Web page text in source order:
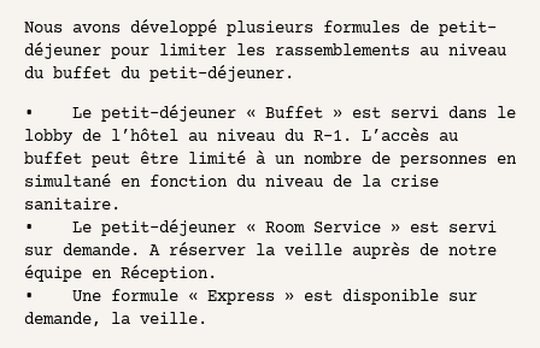
Nous avons développé plusieurs formules de petit-
déjeuner pour limiter les rassemblements au niveau
du buffet du petit-déjeuner.
• Le petit-déjeuner « Buffet » est servi dans le
lobby de l’hôtel au niveau du R-1. L’accès au
buffet peut être limité à un nombre de personnes en
simultané en fonction du niveau de la crise
sanitaire.
• Le petit-déjeuner « Room Service » est servi
sur demande. A réserver la veille auprès de notre
équipe en Réception.
• Une formule « Express » est disponible sur
demande, la veille.